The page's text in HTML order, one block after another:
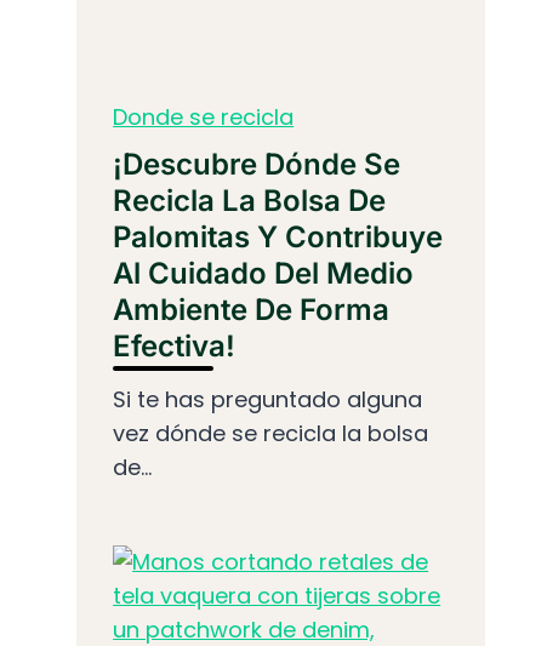
Donde se recicla
¡Descubre Dónde Se
Recicla La Bolsa De
Palomitas Y Contribuye
Al Cuidado Del Medio
Ambiente De Forma
Efectiva!
Si te has preguntado alguna
vez dónde se recicla la bolsa
de...